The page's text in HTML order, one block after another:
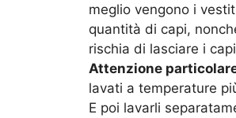
meglio vengono i
quantità di capi,
rischia di lasciare i
Attenzione
lavati a temperature
E poi lavarli